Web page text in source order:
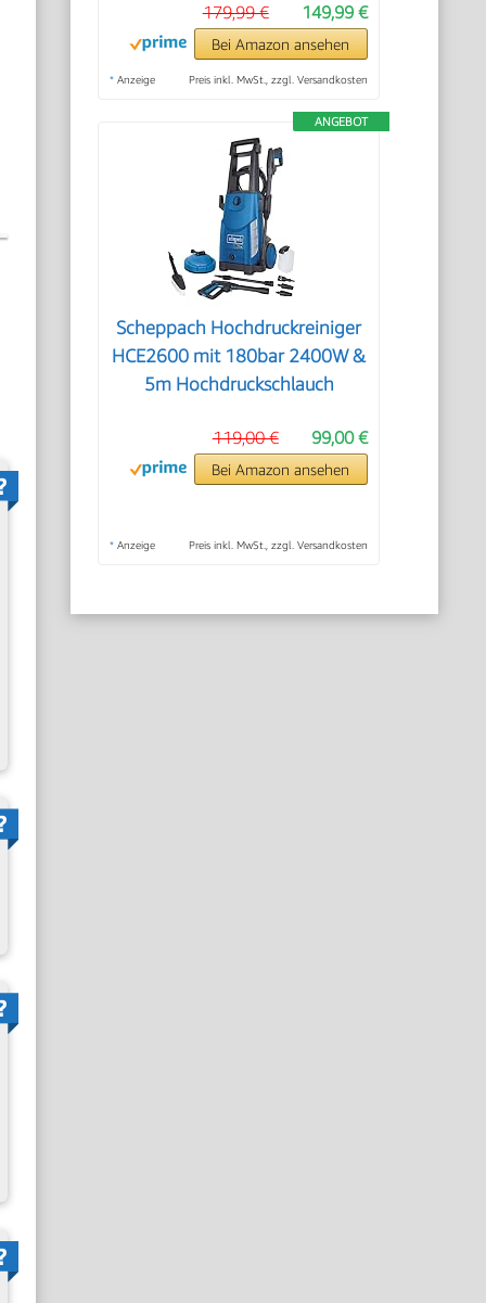
149,99 €
179,99 €
Bei Amazon ansehen
* Anzeige Preis inkl. MwSt., zzgl. Versandkosten
ANGEBOT
Scheppach Hochdruckreiniger
HCE2600 mit 180bar 2400W &
5m Hochdruckschlauch
99,00 €
119,00 €
Bei Amazon ansehen
* Anzeige Preis inkl. MwSt., zzgl. Versandkosten